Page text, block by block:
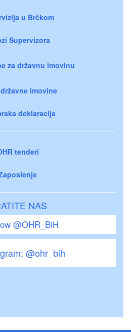
u Brčkom
Supervizora
za državnu imovinu
imovine
deklaracija
tenderi
NAS
@OHR_BiH
@ohr_bih